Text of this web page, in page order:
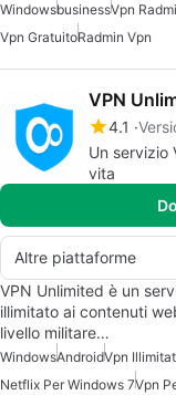
WindowsbusinessVpn
Vpn GratuitoRadmin Vpn
VPN
4.1
Un servizio
vita
Altre piattaforme
VPN Unlimited è un
illimitato ai contenuti
livello militare…
WindowsAndroidVpn
Netflix Per Windows 7Vpn